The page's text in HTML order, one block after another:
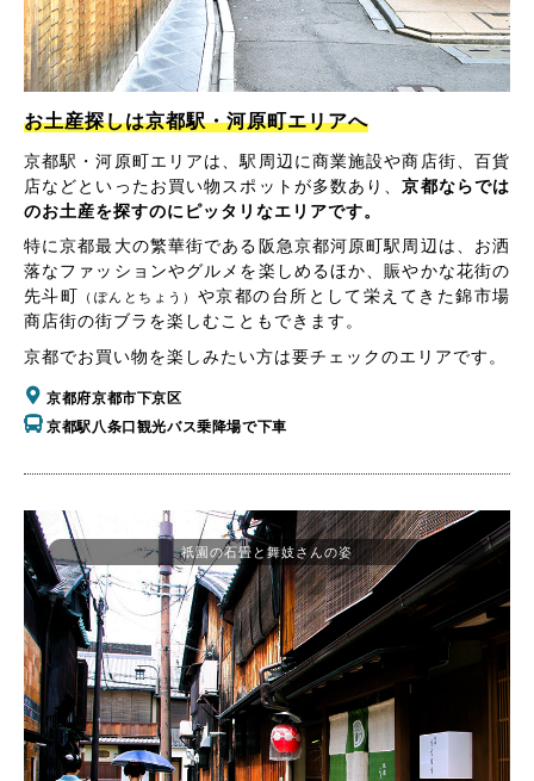
お土産探しは京都駅・河原町エリアへ
京都駅・河原町エリアは、駅周辺に商業施設や商店街、百貨
店などといったお買い物スポットが多数あり、京都ならでは
のお土産を探すのにピッタリなエリアです。
特に京都最大の繁華街である阪急京都河原町駅周辺は、お洒
落なファッションやグルメを楽しめるほか、賑やかな花街の
先斗町
（ぽんとちょう） や京都の台所として栄えてきた錦市場
商店街の街ブラを楽しむこともできます。
京都でお買い物を楽しみたい方は要チェックのエリアです。
京都府京都市下京区
京都駅八条口観光バス乗降場で下車
祇園の石畳と舞妓さんの姿